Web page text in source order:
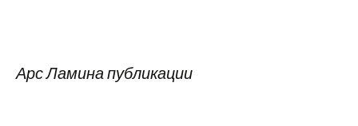
Арс Ламина публикации